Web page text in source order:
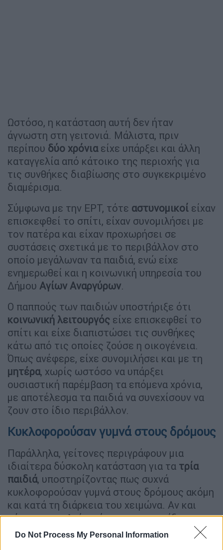
Do Not Process My Personal Information
Ωστόσο, η κατάσταση αυτή δεν ήταν
άγνωστη στη γειτονιά. Μάλιστα, πριν
περίπου δύο χρόνιαείχε υπάρξει και άλλη
καταγγελία από κάτοικο της περιοχής για
τις συνθήκες διαβίωσης στο συγκεκριμένο
διαμέρισμα.
Σύμφωνα με την ΕΡΤ, τότε αστυνομικοί είχαν
επισκεφθεί το σπίτι, είχαν συνομιλήσει με
τον πατέρα και είχαν προχωρήσει σε
συστάσεις σχετικά με το περιβάλλον στο
οποίο μεγάλωναν τα παιδιά, ενώ είχε
ενημερωθεί και η κοινωνική υπηρεσία του
Δήμου Αγίων Αναργύρων.
Ο παππούς των παιδιών υποστήριξε ότι
κοινωνική λειτουργός είχε επισκεφθεί το
σπίτι και είχε διαπιστώσει τις συνθήκες
κάτω από τις οποίες ζούσε η οικογένεια.
Όπως ανέφερε, είχε συνομιλήσει και με τη
μητέρα, χωρίς ωστόσο να υπάρξει
ουσιαστική παρέμβαση τα επόμενα χρόνια,
με αποτέλεσμα τα παιδιά να συνεχίσουν να
ζουν στο ίδιο περιβάλλον.
Κυκλοφορούσαν γυμνά στους δρόμους
Παράλληλα, γείτονες περιγράφουν μια
ιδιαίτερα δύσκολη κατάσταση για τα τρία
παιδιά, υποστηρίζοντας πως συχνά
κυκλοφορούσαν γυμνά στους δρόμους ακόμη
και κατά τη διάρκεια του χειμώνα. Αν και
πήγαιναν σχολείο, σύμφωνα με τις ίδιες
μαρτυρίες φαίνονταν υποσιτισμένα. Όπως